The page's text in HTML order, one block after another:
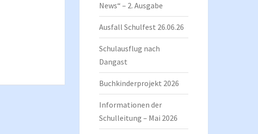
News“ – 2. Ausgabe
Ausfall Schulfest 26.06.26
Schulausflug nach
Dangast
Buchkinderprojekt 2026
Informationen der
Schulleitung – Mai 2026